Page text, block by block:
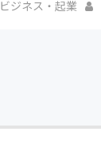
ビジネス・起業